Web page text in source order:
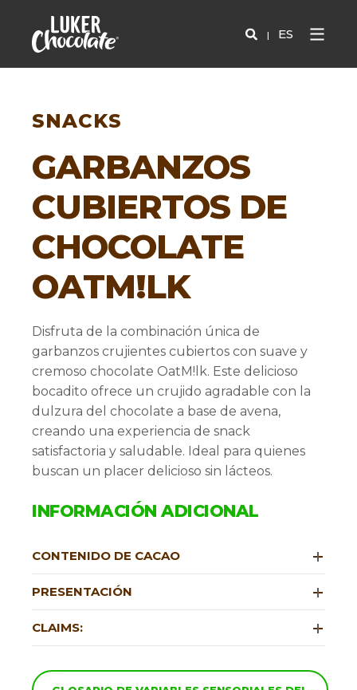
ES
SNACKS
GARBANZOS
CUBIERTOS DE
CHOCOLATE
OATM!LK
Disfruta de la combinación única de
garbanzos crujientes cubiertos con suave y
cremoso chocolate OatM!lk. Este delicioso
bocadito ofrece un crujido agradable con la
dulzura del chocolate a base de avena,
creando una experiencia de snack
satisfactoria y saludable. Ideal para quienes
buscan un placer delicioso sin lácteos.
INFORMACIÓN ADICIONAL
CONTENIDO DE CACAO
PRESENTACIÓN
CLAIMS: